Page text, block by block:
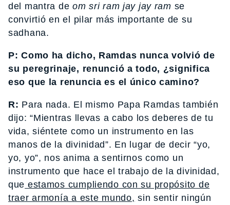
del mantra deom sri ram jay jay ram se
convirtió en el pilar más importante de su
sadhana.
P: Como ha dicho, Ramdas nunca volvió de
su peregrinaje, renunció a todo, ¿significa
eso que la renuncia es el único camino?
R: Para nada. El mismo Papa Ramdas también
dijo: “Mientras llevas a cabo los deberes de tu
vida, siéntete como un instrumento en las
manos de la divinidad”. En lugar de decir “yo,
yo, yo”, nos anima a sentirnos como un
instrumento que hace el trabajo de la divinidad,
que estamos cumpliendo con su propósito de
traer armonía a este mundo, sin sentir ningún